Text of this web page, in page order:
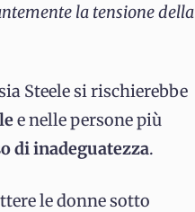
la tensione della
Steele si rischierebbe
e nelle persone più
di inadeguatezza.
le donne sotto